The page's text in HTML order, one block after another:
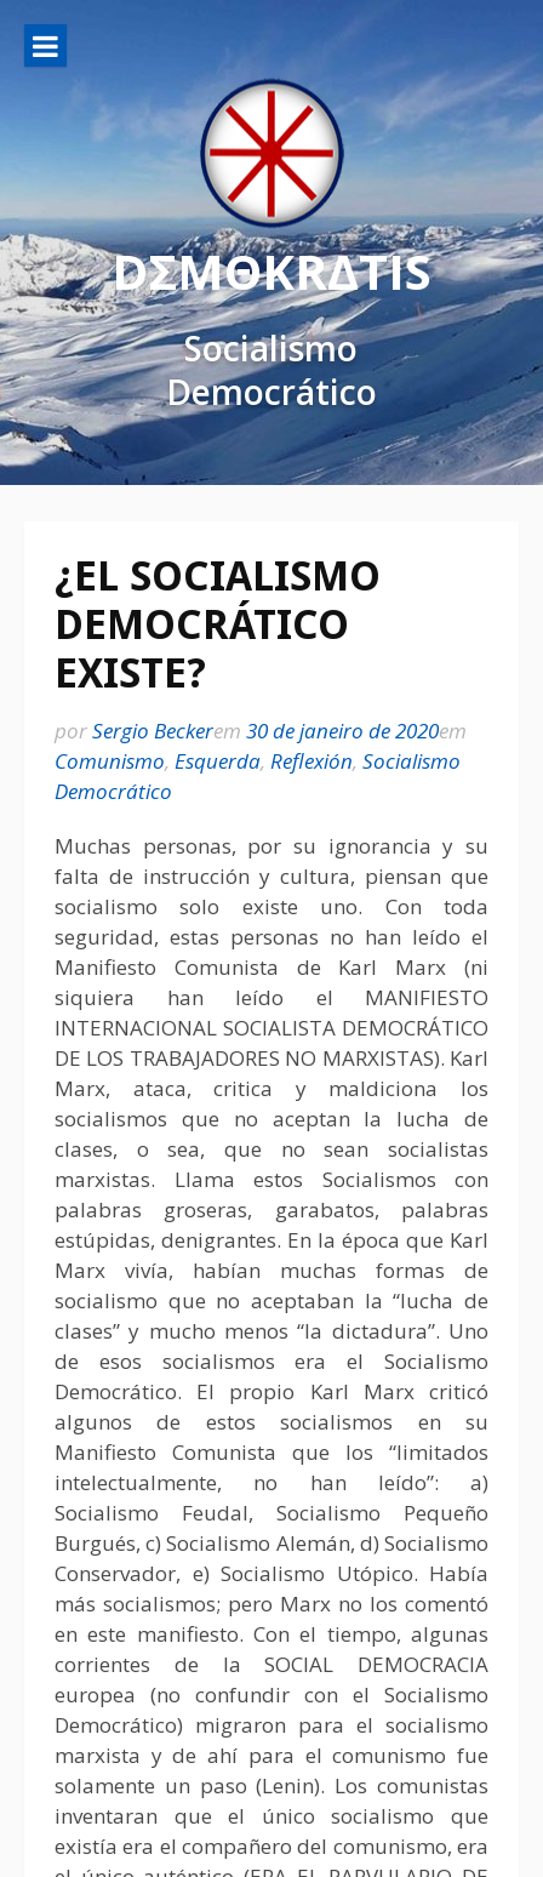
DΣMΘKRΔTIS
Socialismo
Democrático
¿EL SOCIALISMO
DEMOCRÁTICO
EXISTE?
porSergio Beckerem 30 de janeiro de 2020em
Comunismo, Esquerda, Reflexión, Socialismo
Democrático
Muchas personas, por su ignorancia y su
falta de instrucción y cultura, piensan que
socialismo solo existe uno. Con toda
seguridad, estas personas no han leído el
Manifiesto Comunista de Karl Marx (ni
siquiera han leído el MANIFIESTO
INTERNACIONAL SOCIALISTA DEMOCRÁTICO
DE LOS TRABAJADORES NO MARXISTAS). Karl
Marx, ataca, critica y maldiciona los
socialismos que no aceptan la lucha de
clases, o sea, que no sean socialistas
marxistas. Llama estos Socialismos con
palabras groseras, garabatos, palabras
estúpidas, denigrantes. En la época que Karl
Marx vivía, habían muchas formas de
socialismo que no aceptaban la “lucha de
clases” y mucho menos “la dictadura”. Uno
de esos socialismos era el Socialismo
Democrático. El propio Karl Marx criticó
algunos de estos socialismos en su
Manifiesto Comunista que los “limitados
intelectualmente, no han leído”: a)
Socialismo Feudal, Socialismo Pequeño
Burgués, c) Socialismo Alemán, d) Socialismo
Conservador, e) Socialismo Utópico. Había
más socialismos; pero Marx no los comentó
en este manifiesto. Con el tiempo, algunas
corrientes de la SOCIAL DEMOCRACIA
europea (no confundir con el Socialismo
Democrático) migraron para el socialismo
marxista y de ahí para el comunismo fue
solamente un paso (Lenin). Los comunistas
inventaran que el único socialismo que
existía era el compañero del comunismo, era